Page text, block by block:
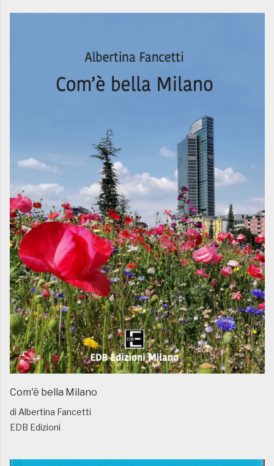
Com'è bella Milano
di Albertina Fancetti
EDB Edizioni